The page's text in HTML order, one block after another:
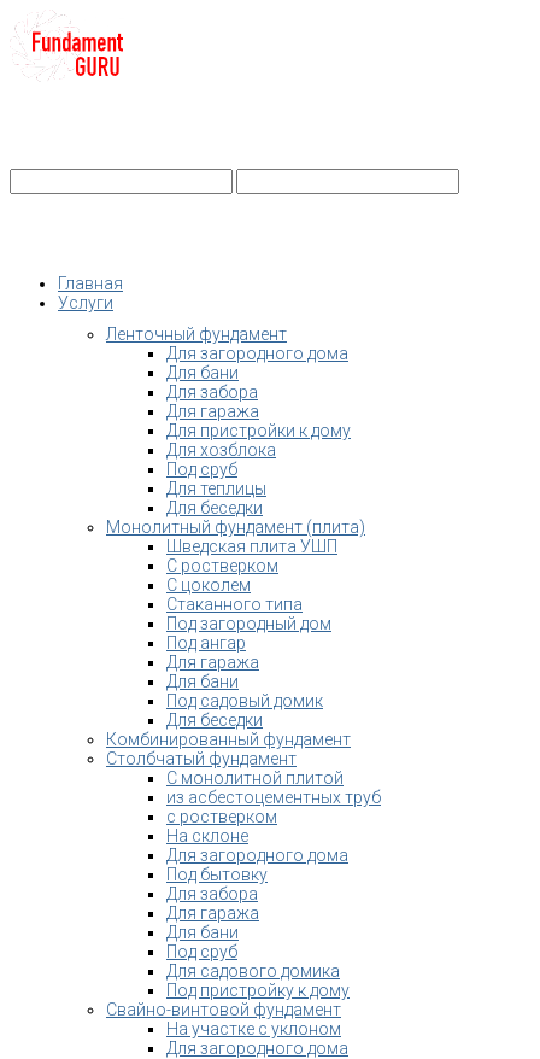
Главная
Услуги
Ленточный фундамент
Для загородного дома
Для бани
Для забора
Для гаража
Для пристройки к дому
Для хозблока
Под сруб
Для теплицы
Для беседки
Монолитный фундамент (плита)
Шведская плита УШП
С ростверком
С цоколем
Стаканного типа
Под загородный дом
Под ангар
Для гаража
Для бани
Под садовый домик
Для беседки
Комбинированный фундамент
Столбчатый фундамент
С монолитной плитой
из асбестоцементных труб
с ростверком
На склоне
Для загородного дома
Под бытовку
Для забора
Для гаража
Для бани
Под сруб
Для садового домика
Под пристройку к дому
Свайно-винтовой фундамент
На участке с уклоном
Для загородного дома